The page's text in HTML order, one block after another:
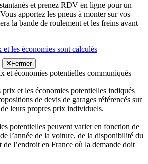
et prenez RDV en ligne pour un
apportez les pneus à monter sur vos
la bande de roulement et les freins avant
les économies sont calculés
Fermer
et économies potentielles communiqués
et les économies potentielles indiqués
de devis de garages référencés sur
leurs propres prix individuels.
potentielles peuvent varier en fonction de
l’année de la voiture, de la disponibilité du
de l’endroit en France où la demande doit